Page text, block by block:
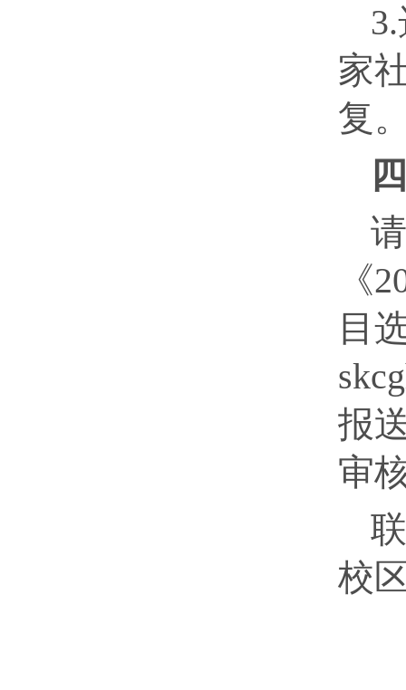
家
复
《
目
报
审
校